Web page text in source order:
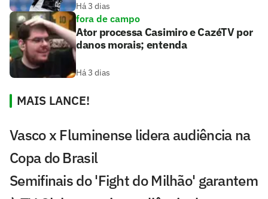
Há 3 dias
fora de campo
Ator processa Casimiro e CazéTV por
danos morais; entenda
Há 3 dias
MAIS LANCE!
Vasco x Fluminense lidera audiência na
Copa do Brasil
Semifinais do 'Fight do Milhão' garantem